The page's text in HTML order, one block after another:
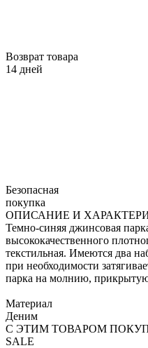
Возврат товара
14 дней
Безопасная
покупка
ОПИСАНИЕ И
Темно-синяя джинсовая
высококачественного
текстильная. Имеются два
при необходимости
парка на молнию,
Материал
Деним
С ЭТИМ ТОВАРОМ
SALE